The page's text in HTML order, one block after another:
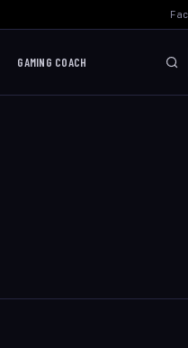
AWC 2026 Liên Quân Mobile
GAMING COACH